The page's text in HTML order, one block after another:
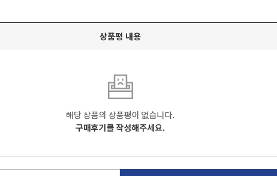
상품평 내용